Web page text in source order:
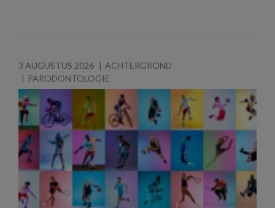
3 AUGUSTUS 2026
ACHTERGROND
PARODONTOLOGIE